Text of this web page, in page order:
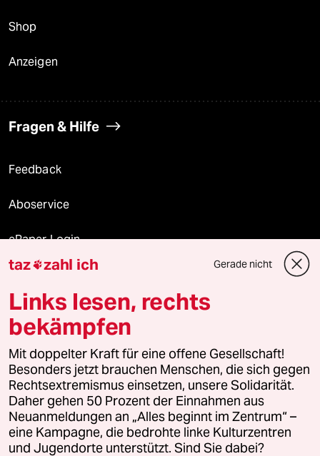
Shop
Anzeigen
Fragen & Hilfe
Feedback
Aboservice
ePaper Login
Downloads für Abonnierende
© 2026 taz Verlags und Vertriebs GmbH
Alle Rechte vorbehalten. Bei rechtlichen Fragen oder für Genehmigungen
wenden Sie sich bitte an
lizenzen@taz.de
Feedback Redaktionsstatut Kommune-Richtlinien
Leitlinie Informant Datenschutz Impressum AGB
taz zahl ich Gerade nicht
Links lesen, rechts
bekämpfen
Mit doppelter Kraft für eine offene Gesellschaft!
Besonders jetzt brauchen Menschen, die sich gegen
Rechtsextremismus einsetzen, unsere Solidarität.
Daher gehen 50 Prozent der Einnahmen aus
Neuanmeldungen an „Alles beginnt im Zentrum“ –
eine Kampagne, die bedrohte linke Kulturzentren
und Jugendorte unterstützt. Sind Sie dabei?